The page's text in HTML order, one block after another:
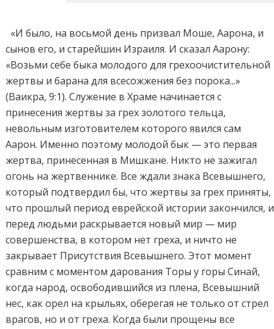
«И было, на восьмой день призвал Моше, Аарона, и
сынов его, и старейшин Израиля. И сказал Аарону:
«Возьми себе быка молодого для грехоочистительной
жертвы и барана для всесожжения без порока...»
(Ваикра, 9:1). Служение в Храме начинается с
принесения жертвы за грех золотого тельца,
невольным изготовителем которого явился сам
Аарон. Именно поэтому молодой бык — это первая
жертва, принесенная в Мишкане. Никто не зажигал
огонь на жертвеннике. Все ждали знака Всевышнего,
который подтвердил бы, что жертвы за грех приняты,
что прошлый период еврейской истории закончился, и
перед людьми раскрывается новый мир — мир
совершенства, в котором нет греха, и ничто не
закрывает Присутствия Всевышнего. Этот момент
сравним с моментом дарования Торы у горы Синай,
когда народ, освободившийся из плена, Всевышний
нес, как орел на крыльях, оберегая не только от стрел
врагов, но и от греха. Когда были прощены все